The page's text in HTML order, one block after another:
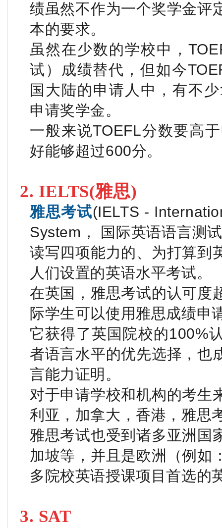
绩虽然不作为一个奖学金评
本的要求。
虽然在少数的学校中，
试）成绩替代，但如今
国大陆的申请人中，有不
申请奖学金。
一般来说TOEFL分数要高
好能够超过600分。
2. IELTS(雅思)
雅思考试(IELTS -
System， 国际英语语言测
读写四项能力的、为打算到
人们设置的英语水平考试。
在英国，雅思考试的认可度
际学生可以使用雅思成绩申
它获得了英国院校的100%
者语言水平的优先选择，也
言能力证明。
对于申请学校和机构的考生
利亚，加拿大，香港，雅思
雅思考试也受到诸多亚洲国
加坡等，并且是欧洲（例如
多院校英语授课项目首选的
3. SAT